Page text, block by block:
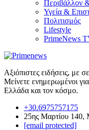
Περιβάλλον
Υγεία &
Πολιτισμός
Lifestyle
PrimeNews
Αξιόπιστες ειδήσεις, με
Μείνετε ενημερωμένοι
Ελλάδα και τον κόσμο.
+30.6975757175
25ης Μαρτίου 140,
[email protected]